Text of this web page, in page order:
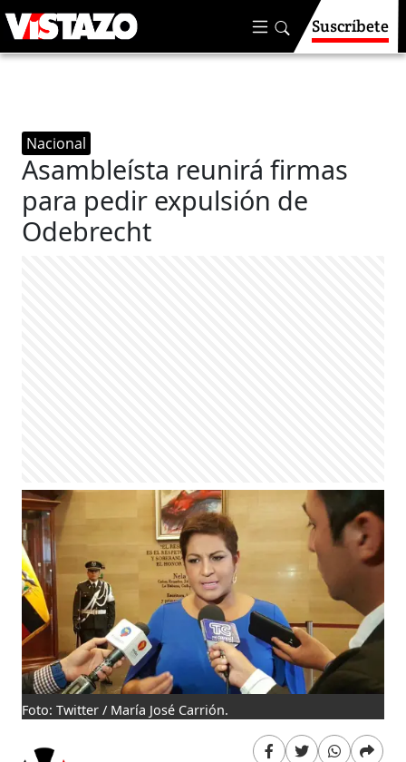
Suscríbete
Nacional
Asambleísta reunirá firmas
para pedir expulsión de
Odebrecht
Foto: Twitter / María José Carrión.